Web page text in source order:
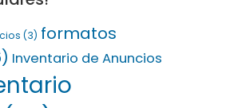
(3) formatos
Inventario de Anuncios